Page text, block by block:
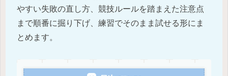
やすい失敗の直し方、競技ルールを踏まえた注意点
まで順番に掘り下げ、練習でそのまま試せる形にま
とめます。